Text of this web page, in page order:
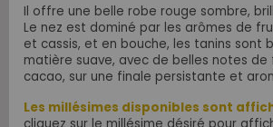
Il offre une belle robe rouge sombre,
Le nez est dominé par les arômes de
et cassis, et en bouche, les tanins sont
matière suave, avec de belles notes
cacao, sur une finale persistante et
Les millésimes disponibles sont